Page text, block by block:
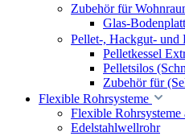
Zubehör für
Glas-
Pellet-, Hackgut- und
Pelletkessel
Pelletsilos
Zubehör für
Flexible Rohrsysteme
Flexible Rohrsysteme
Edelstahlwellrohr